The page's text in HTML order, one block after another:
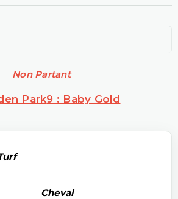
Non Partant
Park9 : Baby Gold
Cheval